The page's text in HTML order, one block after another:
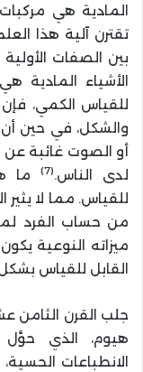
المادية هي
تقترن آلية هذا
بين الصفات الأولية
الأشياء المادية
للقياس الكمي،
والشكل، في حين أن
أو الصوت غائبة عن
لدى الناس.(7)
ما
للقياس. مما لا
من حساب الفرد
ميزاته النوعية
القابل للقياس
جلب القرن
هيوم، الذي حوَّل
الانطباعات